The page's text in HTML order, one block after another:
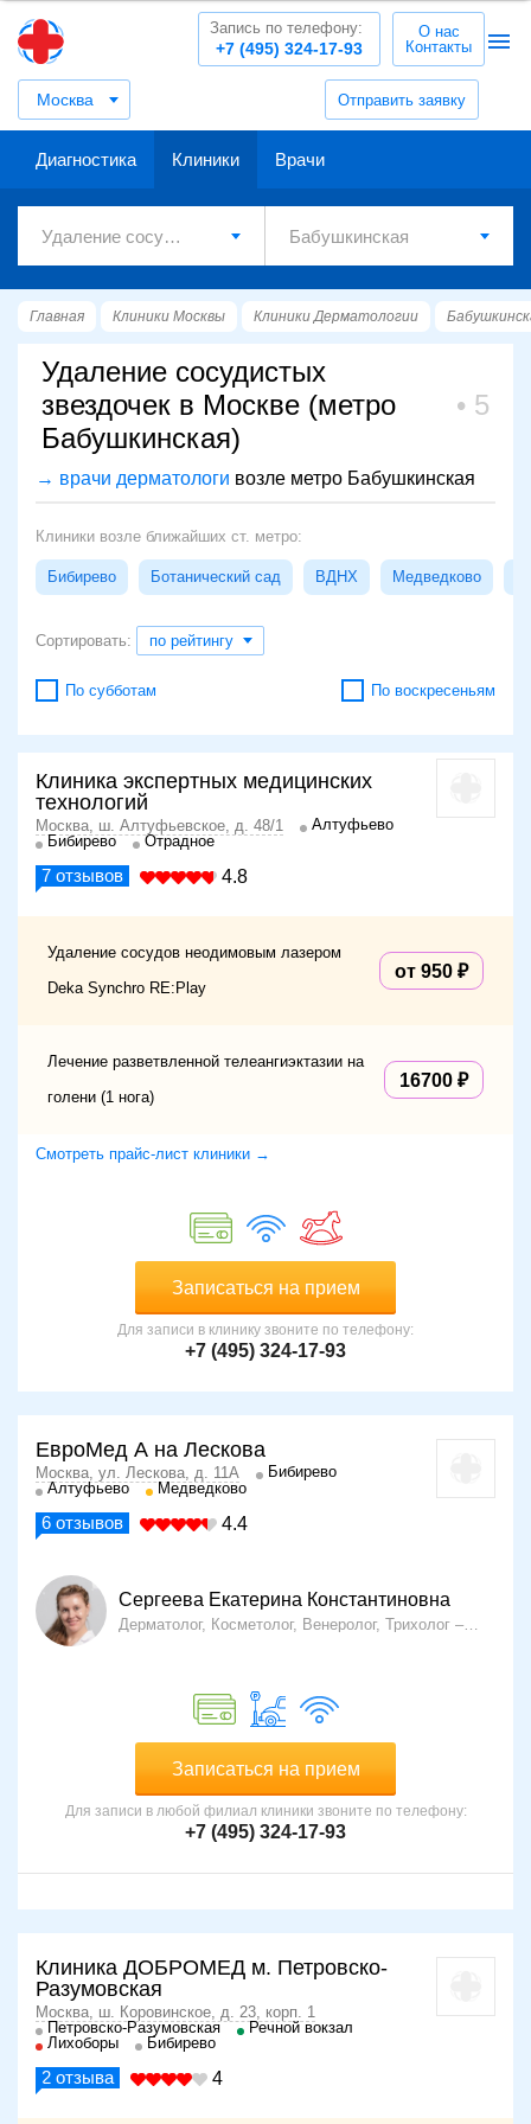
Москва Отправить заявку
+7 (495) 324-17-93
Запись по телефону:
О нас
Контакты
Диагностика Клиники Врачи
Главная Клиники Москвы Клиники Дерматологии
Удаление сосудистых
звездочек в Москве (метро
Бабушкинская)
5
→ врачи дерматологи возле метро Бабушкинская
Клиники возле ближайших ст. метро:
Бибирево Ботанический сад ВДНХ Медведково
Сортировать: по рейтингу
По субботам По воскресеньям
Клиника экспертных медицинских
технологий
Москва, ш. Алтуфьевское, д. 48/1
Алтуфьево
Бибирево
Отрадное
7 отзывов 4.8
Удаление сосудов неодимовым лазером
Deka Synchro RE:Play
от 950
Лечение разветвленной телеангиэктазии на
голени (1 нога)
16700
Смотреть прайс-лист клиники →
Записаться на прием
Для записи в клинику звоните по телефону:
+7 (495) 324-17-93
ЕвроМед А на Лескова
Москва, ул. Лескова, д. 11А
Бибирево
Алтуфьево
Медведково
6 отзывов 4.4
Сергеева Екатерина Константиновна
Дерматолог, Косметолог, Венеролог, Трихолог 21 год
Записаться на прием
Для записи в любой филиал клиники звоните по телефону:
+7 (495) 324-17-93
Клиника ДОБРОМЕД м. Петровско-
Разумовская
Москва, ш. Коровинское, д. 23, корп. 1
Петровско-Разумовская
Речной вокзал
Лихоборы
Бибирево
2 отзыва 4